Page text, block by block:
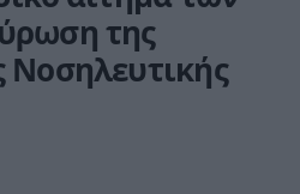
της
Νοσηλευτικής